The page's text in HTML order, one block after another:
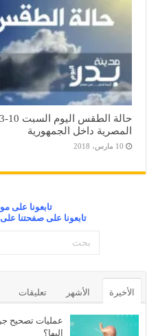
المصرية داخل الجمهورية
10 مارس، 2018
تابعونا على
تابعونا على صفحتنا
الأخيرة الأشهر تعليقات
عمليات تصحيح
إليها؟